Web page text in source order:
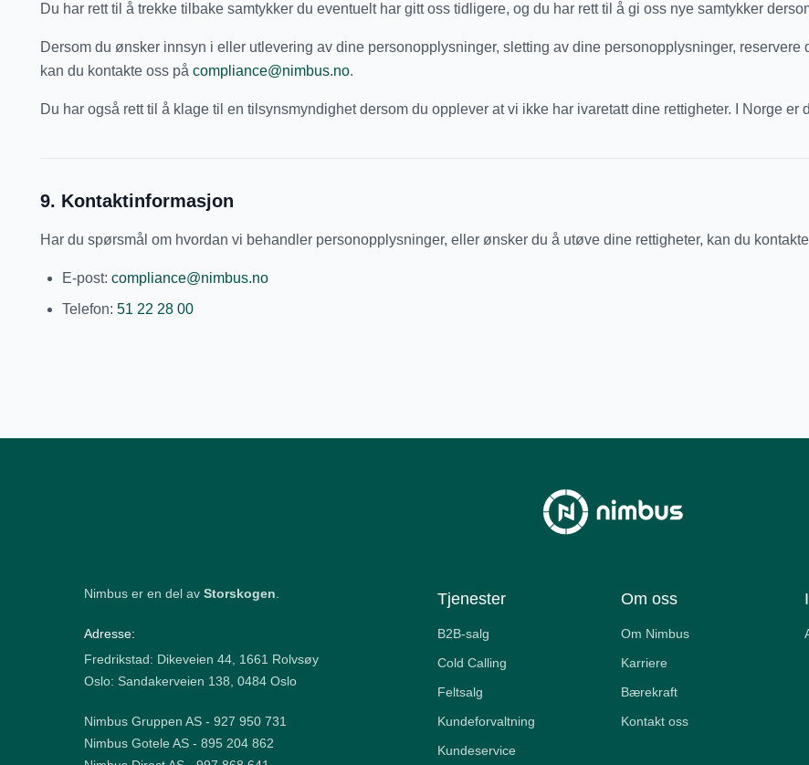
Du har rett til å trekke tilbake samtykker du eventuelt har gitt oss tidligere, og du har rett til å gi oss nye samtykker
Dersom du ønsker innsyn i eller utlevering av dine personopplysninger, sletting av dine personopplysninger,
kan du kontakte oss på compliance@nimbus.no.
Du har også rett til å klage til en tilsynsmyndighet dersom du opplever at vi ikke har ivaretatt dine rettigheter. I Norge er
9. Kontaktinformasjon
Har du spørsmål om hvordan vi behandler personopplysninger, eller ønsker du å utøve dine rettigheter, kan du
E-post: compliance@nimbus.no
Telefon: 51 22 28 00
Nimbus er en del av Storskogen
Adresse:
Fredrikstad: Dikeveien 44, 1661 Rolvsøy
Oslo: Sandakerveien 138, 0484 Oslo
Nimbus Gruppen AS - 927 950 731
Nimbus Gotele AS - 895 204 862
Tjenester
B2B-salg
Cold Calling
Feltsalg
Kundeforvaltning
Kundeservice
Om oss
Om Nimbus
Karriere
Bærekraft
Kontakt oss